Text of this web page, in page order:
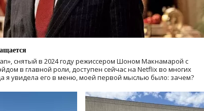
снятый в 2024 годурежиссером Шоном Макнамарой с
в главной роли, доступен сейчас на Netflix во многих
я увидела его в меню, моей первой мыслью было: зачем?